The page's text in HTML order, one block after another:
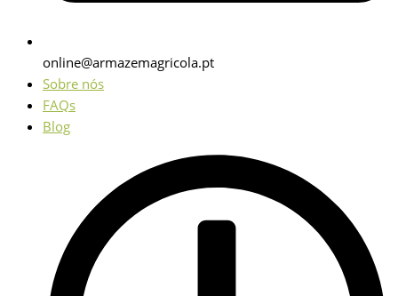
online@armazemagricola.pt
Sobre nós
FAQs
Blog